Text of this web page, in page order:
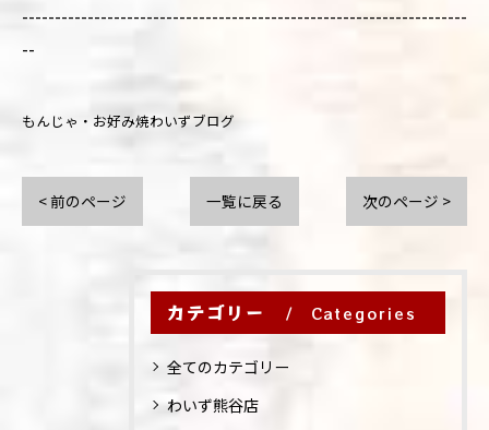
--------------------------------------------------------------------
--
もんじゃ・お好み焼わいずブログ
< 前のページ 一覧に戻る 次のページ >
カテゴリー Categories
全てのカテゴリー
わいず熊谷店